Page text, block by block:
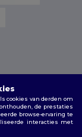
cookies van derden om
de prestaties
browse-ervaring te
interacties met